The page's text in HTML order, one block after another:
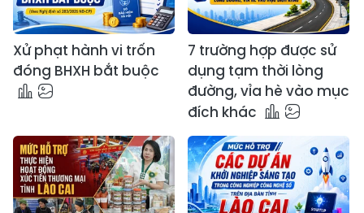
Xử phạt hành vi trốn
đóng BHXH bắt buộc
7 trường hợp được sử
dụng tạm thời lòng
đường, vỉa hè vào mục
đích khác